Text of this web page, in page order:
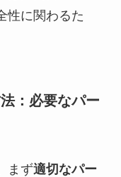
性に関わるた
：必要なパー
まず適切なパー